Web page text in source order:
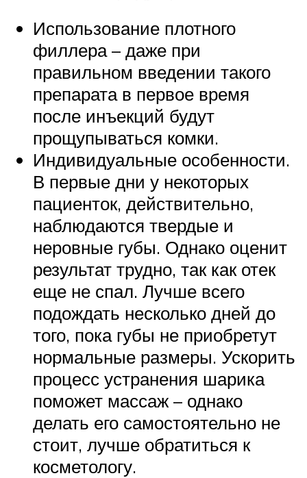
Использование плотного
филлера – даже при
правильном введении такого
препарата в первое время
после инъекций будут
прощупываться комки.
Индивидуальные особенности.
В первые дни у некоторых
пациенток, действительно,
наблюдаются твердые и
неровные губы. Однако оценит
результат трудно, так как отек
еще не спал. Лучше всего
подождать несколько дней до
того, пока губы не приобретут
нормальные размеры. Ускорить
процесс устранения шарика
поможет массаж – однако
делать его самостоятельно не
стоит, лучше обратиться к
косметологу.